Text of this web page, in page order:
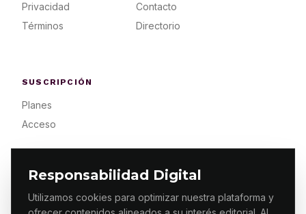
Responsabilidad Digital
Utilizamos cookies para optimizar nuestra plataforma y
Privacidad
Términos
Contacto
Directorio
SUSCRIPCIÓN
Planes
Acceso